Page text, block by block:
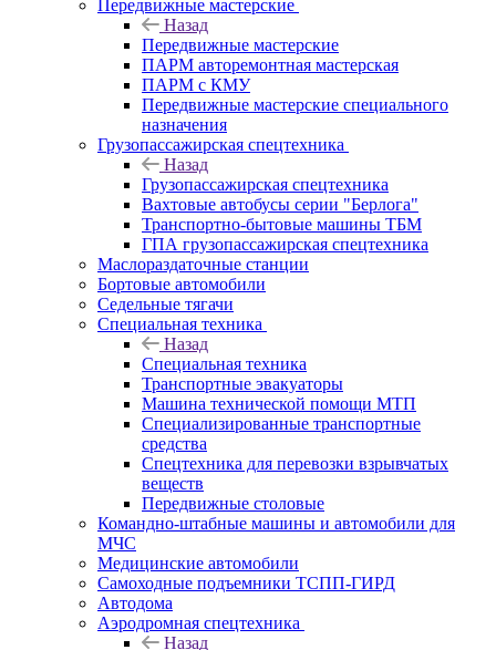
Передвижные мастерские
Назад
Передвижные мастерские
ПАРМ авторемонтная мастерская
ПАРМ с КМУ
Передвижные мастерские специального
назначения
Грузопассажирская спецтехника
Назад
Грузопассажирская спецтехника
Вахтовые автобусы серии "Берлога"
Транспортно-бытовые машины ТБМ
ГПА грузопассажирская спецтехника
Маслораздаточные станции
Бортовые автомобили
Седельные тягачи
Специальная техника
Назад
Специальная техника
Транспортные эвакуаторы
Машина технической помощи МТП
Специализированные транспортные
средства
Спецтехника для перевозки взрывчатых
веществ
Передвижные столовые
Командно-штабные машины и автомобили для
МЧС
Медицинские автомобили
Самоходные подъемники ТСПП-ГИРД
Автодома
Аэродромная спецтехника
Назад